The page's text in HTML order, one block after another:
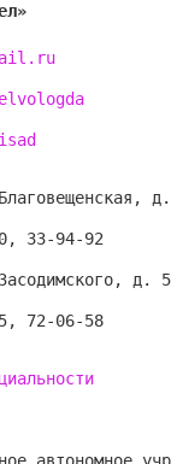
сервис
"Даю
использовании
защите
33-94-92
д. 5
72-06-58
автономное